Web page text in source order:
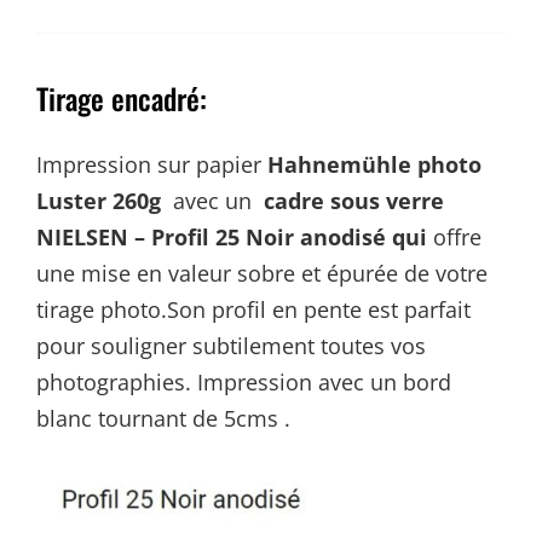
Tirage encadré:
Impression sur papier Hahnemühle photo
Luster 260g avec un cadre sous verre
NIELSEN – Profil 25 Noir anodisé qui offre
une mise en valeur sobre et épurée de votre
tirage photo.Son profil en pente est parfait
pour souligner subtilement toutes vos
photographies. Impression avec un bord
blanc tournant de 5cms .